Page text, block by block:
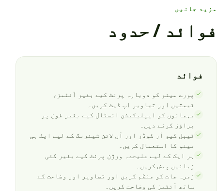
مزید جانیں
فوائد / حدود
فوائد
پورے مینو کو دوبارہ پرنٹ کیے بغیر آئٹمز،
قیمتیں اور تصاویر اپ ڈیٹ کریں۔
مہمانوں کو ایپلیکیشن انسٹال کیے بغیر فون پر
براؤز کرنے دیں۔
ٹیبل کیو آر کوڈز اور آن لائن شیئرنگ کے لیے ایک ہی
مینو کا استعمال کریں۔
ہر ایک کے لیے علیحدہ ورژن پرنٹ کیے بغیر کئی
زبانیں پیش کریں۔
زمرہ جات کو منظم کریں اور تصاویر اور وضاحت کے
ساتھ آئٹمز کی وضاحت کریں۔